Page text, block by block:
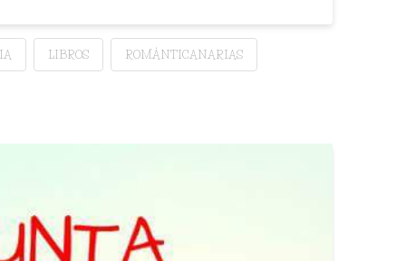
LIBROS ROMÁNTICANARIAS